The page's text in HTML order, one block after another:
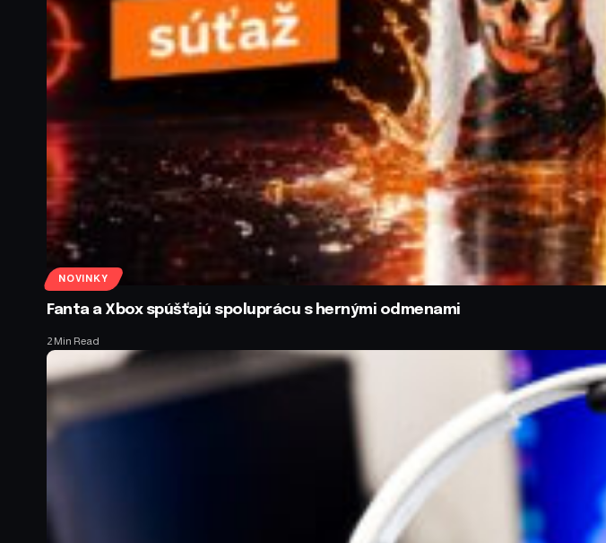
NOVINKY
Fanta a Xbox spúšťajú spoluprácu s hernými odmenami
2 Min Read